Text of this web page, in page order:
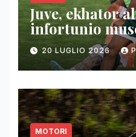
Juve, ekhator
infortunio
20 LUGLIO 2026
MOTORI